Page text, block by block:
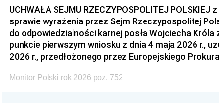
UCHWAŁA SEJMU RZECZYPOSPOLITEJ POLSKIEJ
sprawie wyrażenia przez Sejm Rzeczypospolitej
do odpowiedzialności karnej posła Wojciecha Króla
punkcie pierwszym wniosku z dnia 4 maja 2026 r.,
2026 r., przedłożonego przez Europejskiego
Monitor Polski rok 2026 poz. 752